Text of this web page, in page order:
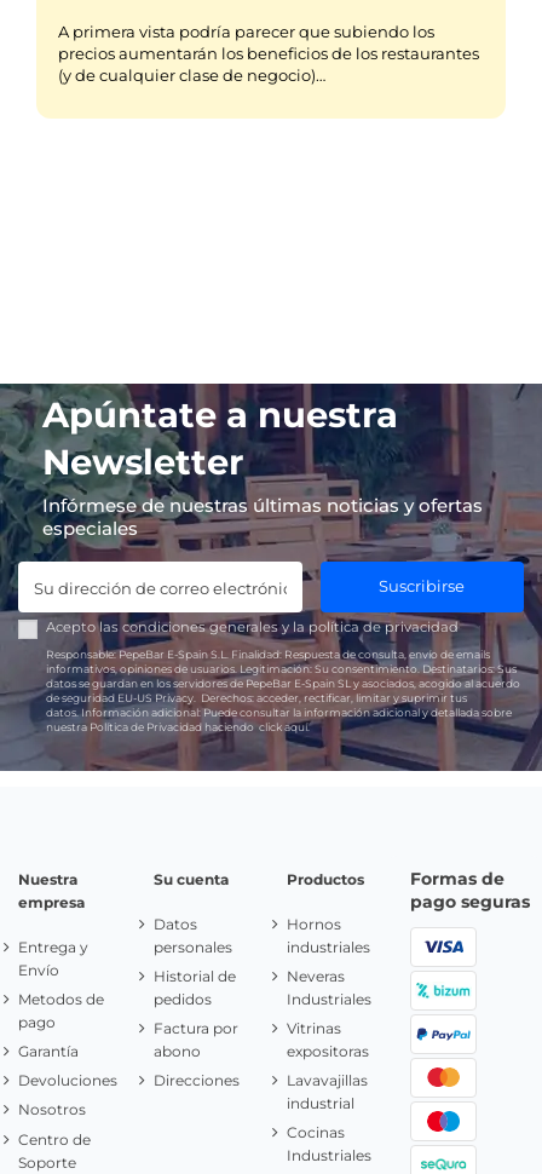
A primera vista podría parecer que subiendo los
precios aumentarán los beneficios de los restaurantes
(y de cualquier clase de negocio)…
Apúntate a nuestra
Newsletter
Infórmese de nuestras últimas noticias y ofertas
especiales
Suscribirse
Acepto las condiciones generales y lapolítica de privacidad
Responsable:PepeBar E-Spain S.L. Finalidad: Respuesta de consulta, envío de emails
informativos, opiniones de usuarios. Legitimación: Su consentimiento. Destinatarios:Sus
datos se guardan en los servidores de PepeBar E-Spain SL y asociados, acogido al acuerdo
de seguridad EU-US Privacy.
Derechos: acceder, rectificar, limitar y suprimir tus
datos.Información adicional:Puede consultar la información adicional y detallada sobre
nuestra Política de Privacidad haciendoclick aquí.
Nuestra
empresa
Entrega y
Envío
Metodos de
pago
Garantía
Devoluciones
Nosotros
Centro de
Soporte
Su cuenta
Datos
personales
Historial de
pedidos
Factura por
abono
Direcciones
Productos
Hornos
industriales
Neveras
Industriales
Vitrinas
expositoras
Lavavajillas
industrial
Cocinas
Industriales
Formas de
pago seguras